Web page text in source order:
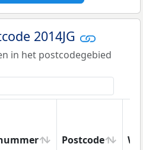
2014JG
in het postcodegebied
Postcode